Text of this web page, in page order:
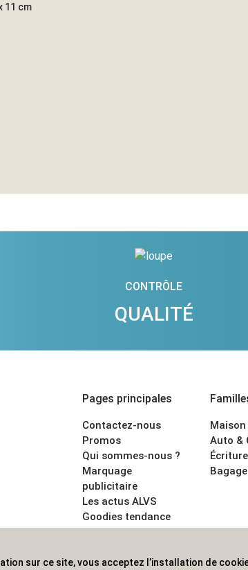
11 cm
CONTRÔLE
QUALITÉ
Pages principales
Contactez-nous
Promos
Qui sommes-nous ?
Marquage
publicitaire
Les actus ALVS
Goodies tendance
CGV
Maison
Auto &
Écriture
sur ce site, vous acceptez l’installation de